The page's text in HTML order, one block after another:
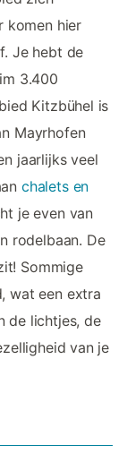
komen hier
Je hebt de
3.400
Kitzbühel is
Mayrhofen
jaarlijks veel
chalets en
je even van
rodelbaan. De
Sommige
wat een extra
de lichtjes, de
van je